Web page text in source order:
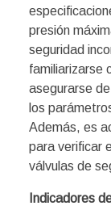
presión
seguridad
familiarizarse
asegurarse
los
Además, es
para verificar
válvulas de
Indicadores